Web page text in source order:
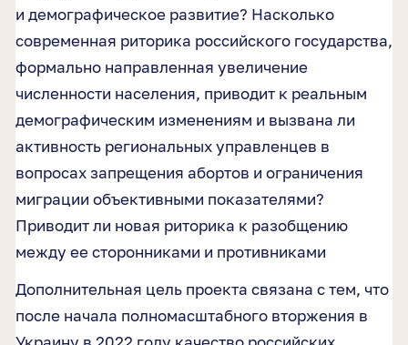
и демографическое развитие? Насколько
современная риторика российского государства,
формально направленная увеличение
численности населения, приводит к реальным
демографическим изменениям и вызвана ли
активность региональных управленцев в
вопросах запрещения абортов и ограничения
миграции объективными показателями?
Приводит ли новая риторика к разобщению
между ее сторонниками и противниками
Дополнительная цель проекта связана с тем, что
после начала полномасштабного вторжения в